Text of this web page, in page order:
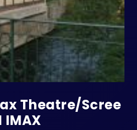
Theatre/Scree
IMAX